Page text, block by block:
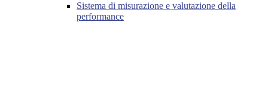
Sistema di misurazione e valutazione della
performance